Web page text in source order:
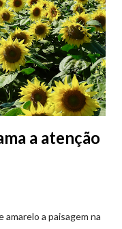
a atenção
a paisagem na